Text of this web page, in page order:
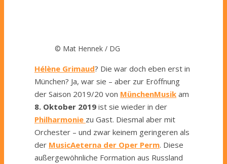
© Mat Hennek / DG
Hélène Grimaud? Die war doch eben erst in
München? Ja, war sie – aber zur Eröffnung
der Saison 2019/20 von MünchenMusik am
8. Oktober 2019 ist sie wieder in der
Philharmonie zu Gast. Diesmal aber mit
Orchester – und zwar keinem geringeren als
der MusicAeterna der Oper Perm. Diese
außergewöhnliche Formation aus Russland